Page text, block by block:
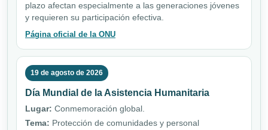
plazo afectan especialmente a las generaciones jóvenes
y requieren su participación efectiva.
Página oficial de la ONU
19 de agosto de 2026
Día Mundial de la Asistencia Humanitaria
Lugar: Conmemoración global.
Tema: Protección de comunidades y personal